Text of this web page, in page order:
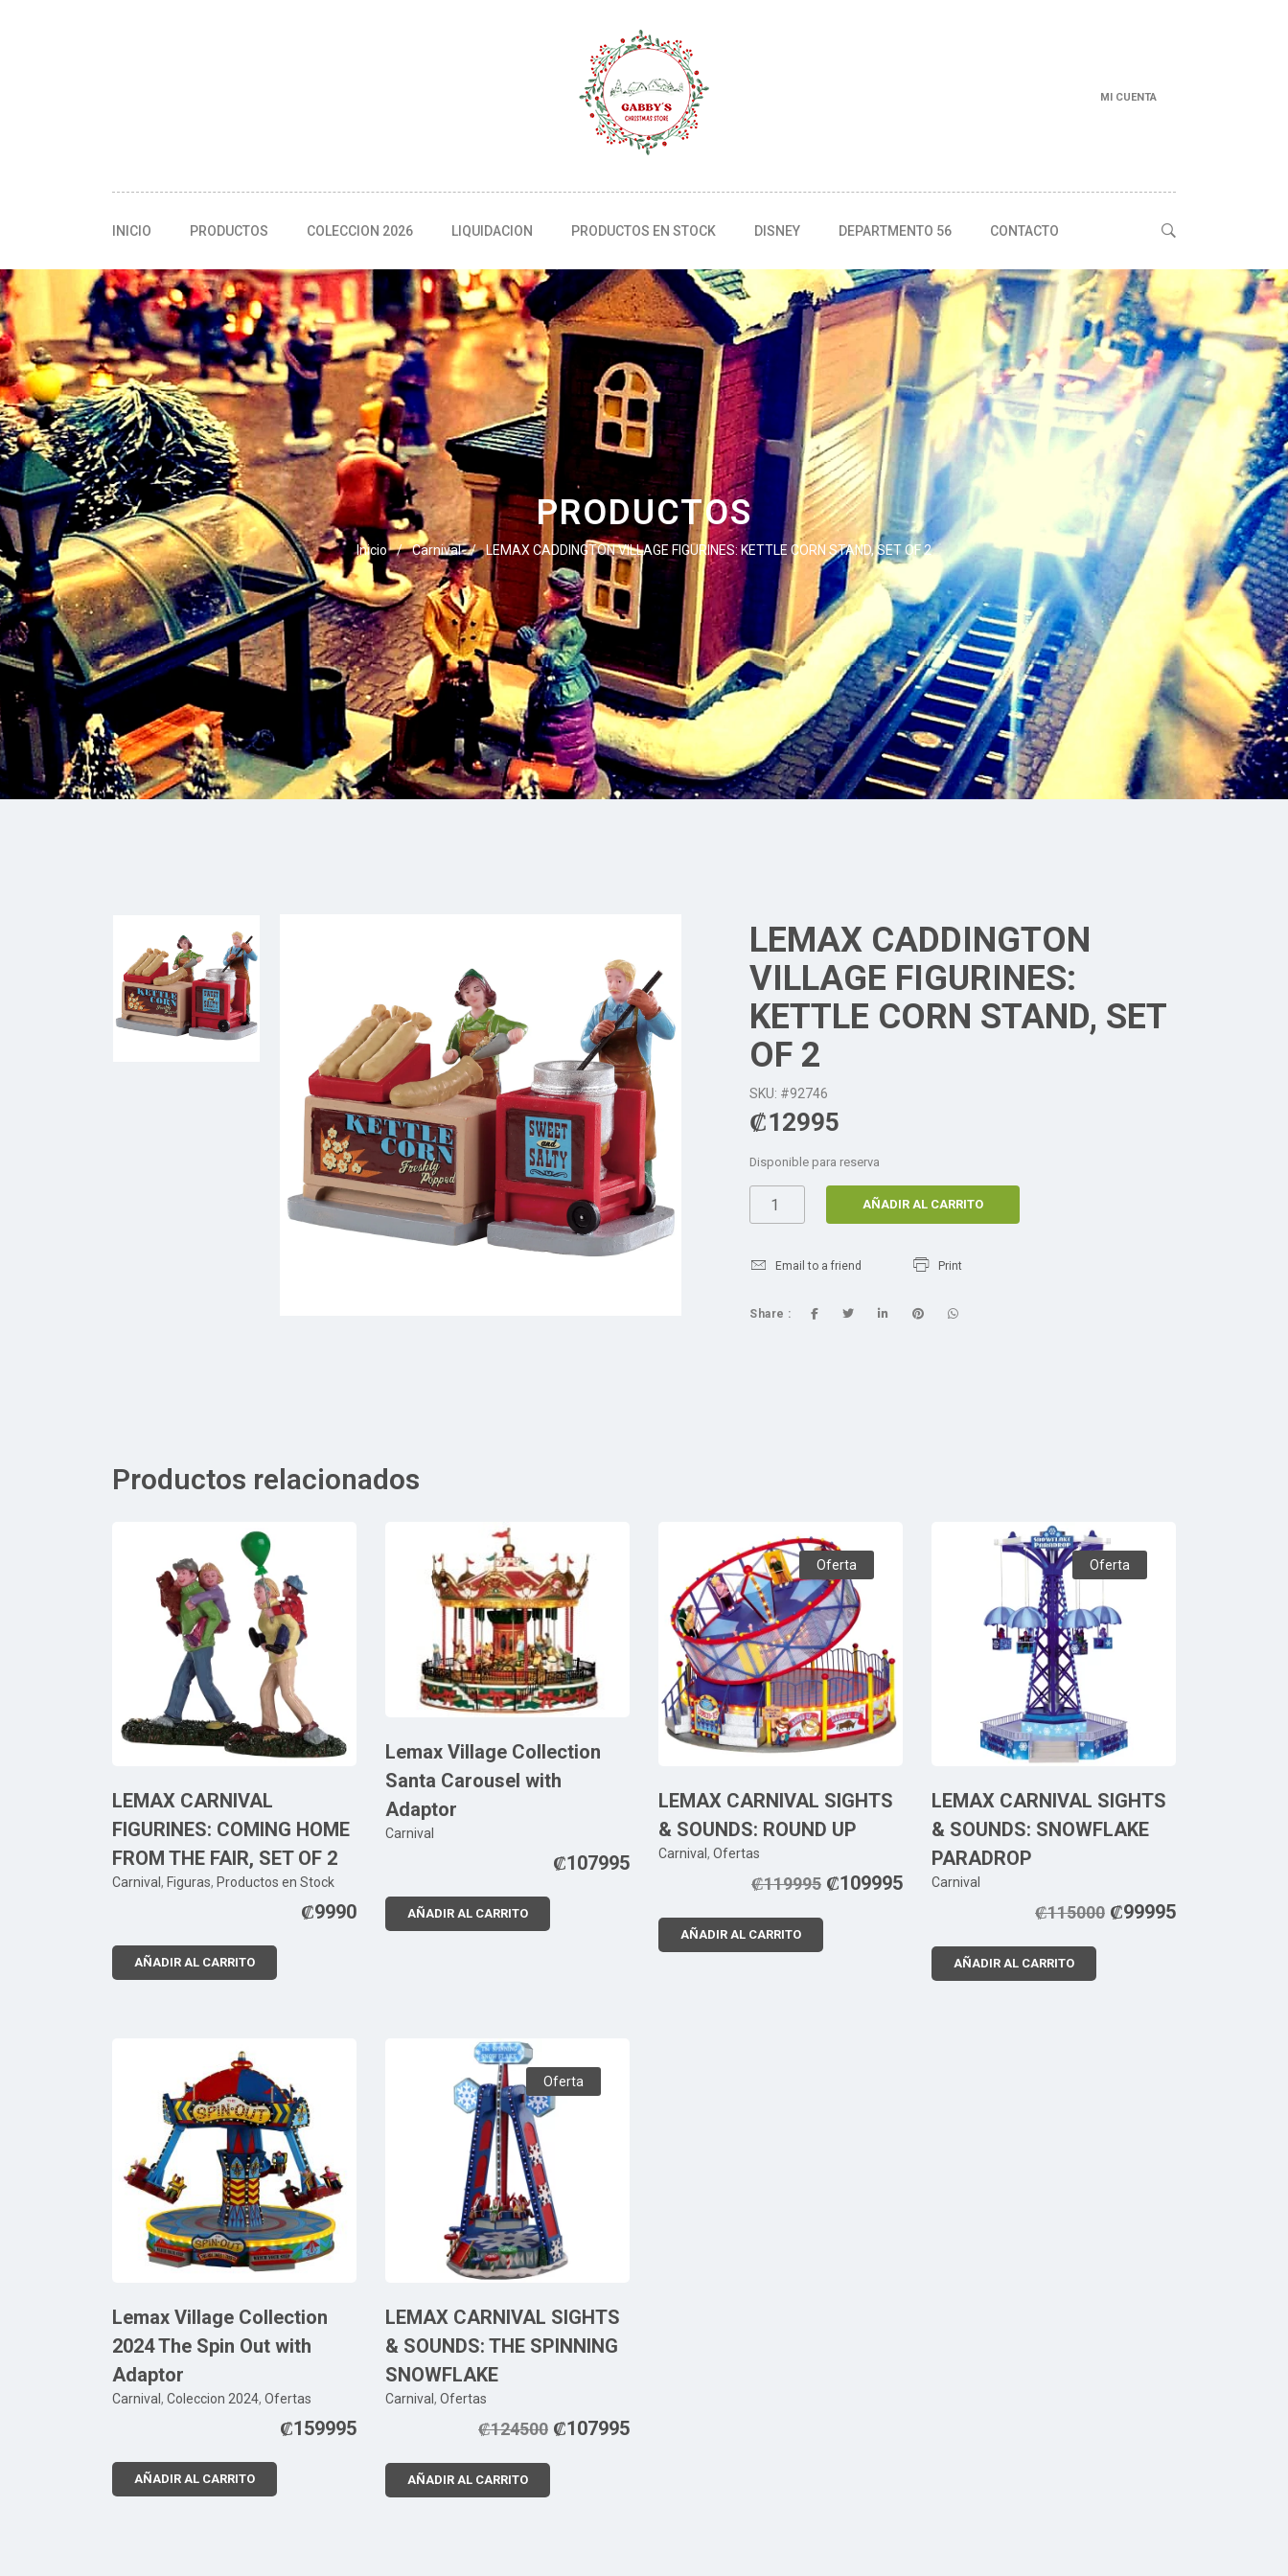
MI CUENTA
INICIO PRODUCTOS COLECCION 2026 LIQUIDACION PRODUCTOS EN STOCK DISNEY DEPARTMENTO 56 CONTACTO
PRODUCTOS
Inicio / Carnival / LEMAX CADDINGTON VILLAGE FIGURINES: KETTLE CORN STAND, SET OF 2
LEMAX CADDINGTON
VILLAGE FIGURINES:
KETTLE CORN STAND, SET
OF 2
SKU: #92746
₡12995
Disponible para reserva
AÑADIR AL CARRITO
Email to a friend Print
Share :
Productos relacionados
LEMAX CARNIVAL
FIGURINES: COMING HOME
FROM THE FAIR, SET OF 2
Carnival , Figuras, Productos en Stock
₡9990
AÑADIR AL CARRITO
Lemax Village Collection
Santa Carousel with
Adaptor
Carnival
₡107995
AÑADIR AL CARRITO
Oferta
LEMAX CARNIVAL SIGHTS
& SOUNDS: ROUND UP
Carnival , Ofertas
₡119995 ₡109995
AÑADIR AL CARRITO
Oferta
LEMAX CARNIVAL SIGHTS
& SOUNDS: SNOWFLAKE
PARADROP
Carnival
₡115000 ₡99995
AÑADIR AL CARRITO
Lemax Village Collection
2024 The Spin Out with
Adaptor
Carnival , Coleccion 2024, Ofertas
₡159995
AÑADIR AL CARRITO
Oferta
LEMAX CARNIVAL SIGHTS
& SOUNDS: THE SPINNING
SNOWFLAKE
Carnival , Ofertas
₡124500 ₡107995
AÑADIR AL CARRITO